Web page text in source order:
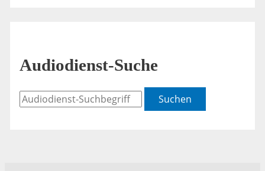
Audiodienst-Suche
Suchen